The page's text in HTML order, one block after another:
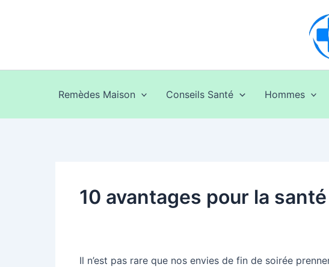
Remèdes Maison Conseils Santé Hommes
10 avantages pour la
Il n’est pas rare que nos envies de fin de soirée